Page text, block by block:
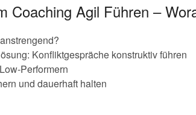
Coaching Agil Führen –
Konfliktgespräche konstruktiv führen
Performern
und dauerhaft halten